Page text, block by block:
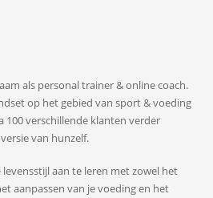
als personal trainer & online coach.
op het gebied van sport & voeding
100 verschillende klanten verder
van hunzelf.
aan te leren met zowel het
aanpassen van je voeding en het